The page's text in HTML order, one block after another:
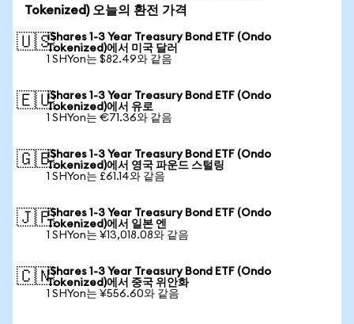
Tokenized) 오늘의 환전 가격
🇺🇸iShares 1-3 Year Treasury Bond ETF (Ondo
Tokenized)에서 미국 달러
1 SHYon는 $82.49와 같음
🇪🇺iShares 1-3 Year Treasury Bond ETF (Ondo
Tokenized)에서 유로
1 SHYon는 €71.36와 같음
🇬🇧iShares 1-3 Year Treasury Bond ETF (Ondo
Tokenized)에서 영국 파운드 스털링
1 SHYon는 £61.14와 같음
🇯🇵iShares 1-3 Year Treasury Bond ETF (Ondo
Tokenized)에서 일본 엔
1 SHYon는 ¥13,018.08와 같음
🇨🇳iShares 1-3 Year Treasury Bond ETF (Ondo
Tokenized)에서 중국 위안화
1 SHYon는 ¥556.60와 같음